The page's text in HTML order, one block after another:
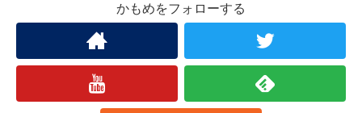
かもめをフォローする